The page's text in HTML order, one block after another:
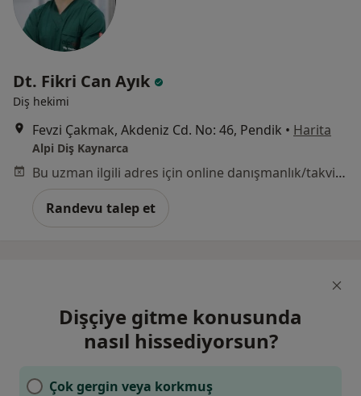
Dt. Fikri Can Ayık
Diş hekimi
Fevzi Çakmak, Akdeniz Cd. No: 46, Pendik • Harita
Alpi Diş Kaynarca
Bu uzman ilgili adres için online danışmanlık/takvim sunmuyor.
Randevu talep et
Dişçiye gitme konusunda
nasıl hissediyorsun?
Çok gergin veya korkmuş